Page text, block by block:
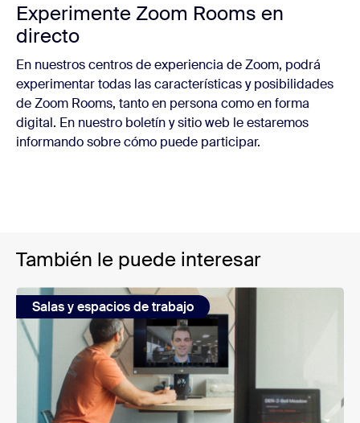
Experimente Zoom Rooms en
directo
En nuestros centros de experiencia de Zoom, podrá
experimentar todas las características y posibilidades
de Zoom Rooms, tanto en persona como en forma
digital. En nuestro boletín y sitio web le estaremos
informando sobre cómo puede participar.
También le puede interesar
Salas y espacios de trabajo